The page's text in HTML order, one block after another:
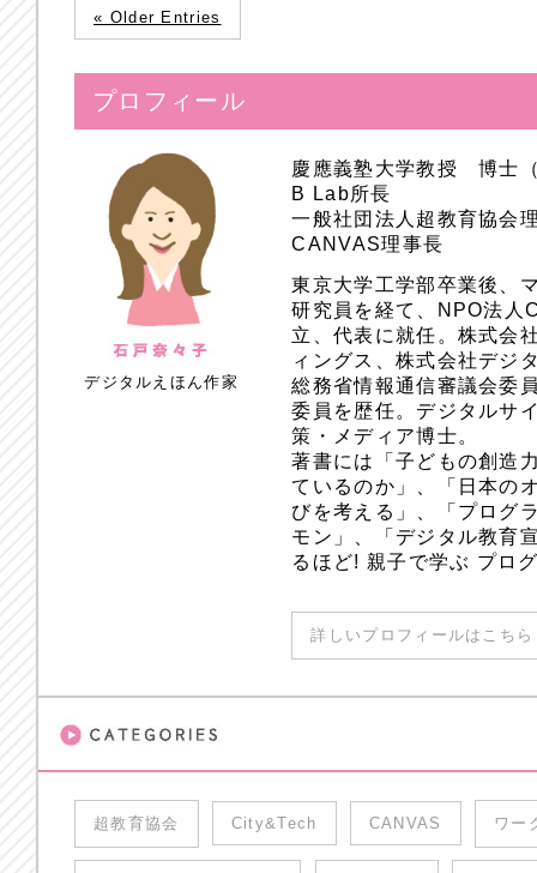
« Older Entries
プロフィール
デジタルえほん作家
慶應義塾大学教授 博士
B Lab所長
一般社団法人超教育協会
CANVAS理事長
東京大学工学部卒業後、
研究員を経て、NPO法人
立、代表に就任。株式会
ィングス、株式会社デジ
総務省情報通信審議会委
委員を歴任。デジタルサ
策・メディア博士。
著書には「子どもの創造
ているのか」、「日本の
びを考える」、「プログ
モン」、「デジタル教育
るほど! 親子で学ぶ プロ
詳しいプロフィールはこち
超教育協会 City&Tech CANVAS ワー